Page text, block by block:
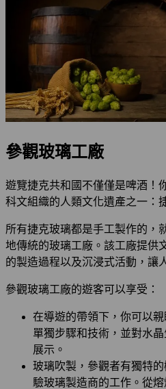
參觀玻璃工廠
遊覽捷克共和國不僅僅是啤酒！
科文組織的人類文化遺產之一：
所有捷克玻璃都是手工製作的，
地傳統的玻璃工廠。該工廠提供
的製造過程以及沉浸式活動，讓
參觀玻璃工廠的遊客可以享受：
在導遊的帶領下，你可以
單獨步驟和技術，並對水
展示。
玻璃吹製，參觀者有獨特
驗玻璃製造商的工作。從